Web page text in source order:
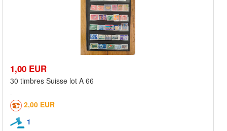
1,00 EUR
30 timbres Suisse lot A 66
2,00 EUR
1